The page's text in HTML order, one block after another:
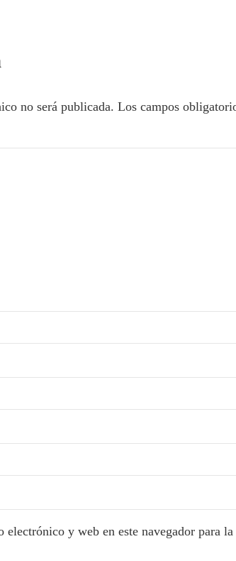
no será publicada. Los campos
electrónico y web en este navegador para